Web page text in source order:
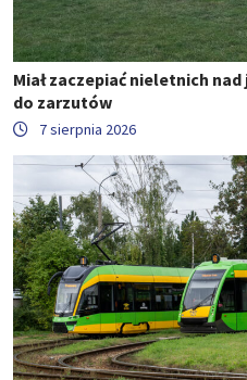
Miał zaczepiać nieletnich
do zarzutów
7 sierpnia 2026